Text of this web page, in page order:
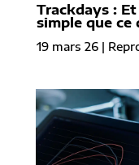
Trackdays :
simple que ce
19 mars 26|